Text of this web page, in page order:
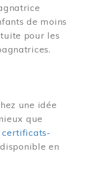
de moins
pour les
une idée
que
certificats-
en